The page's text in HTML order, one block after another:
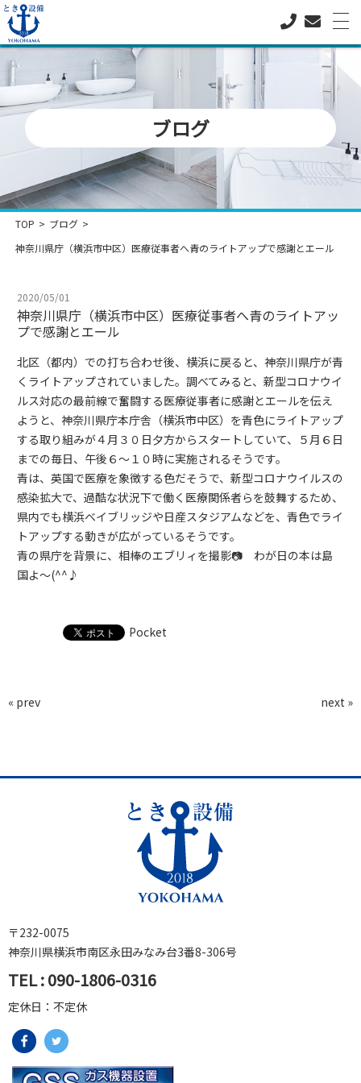
Top
とき設備とは
サービス内容
お問い合わせ
ブログ
TOP > ブログ >
神奈川県庁（横浜市中区）医療従事者へ青のライトアップで感謝とエール
2020/05/01
神奈川県庁（横浜市中区）医療従事者へ青のライトアッ
プで感謝とエール
北区（都内）での打ち合わせ後、横浜に戻ると、神奈川県庁が青
くライトアップされていました。調べてみると、新型コロナウイ
ルス対応の最前線で奮闘する医療従事者に感謝とエールを伝え
ようと、神奈川県庁本庁舎（横浜市中区）を青色にライトアップ
する取り組みが４月３０日夕方からスタートしていて、５月６日
までの毎日、午後６～１０時に実施されるそうです。
青は、英国で医療を象徴する色だそうで、新型コロナウイルスの
感染拡大で、過酷な状況下で働く医療関係者らを鼓舞するため、
県内でも横浜ベイブリッジや日産スタジアムなどを、青色でライ
トアップする動きが広がっているそうです。
青の県庁を背景に、相棒のエブリィを撮影📷 わが日の本は島
国よ～(^^♪
Pocket
« prev next »
〒232-0075
神奈川県横浜市南区永田みなみ台3番8-306号
TEL:090-1806-0316
定休日：不定休